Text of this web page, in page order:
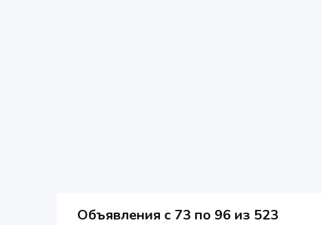
Объявления c 73 по 96 из 523